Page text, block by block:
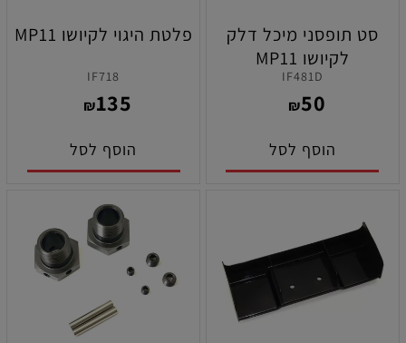
סט תופסני מיכל דלק
לקיושו MP11
IF481D
₪50
הוסף לסל
פלטת היגוי לקיושו MP11
IF718
₪135
הוסף לסל